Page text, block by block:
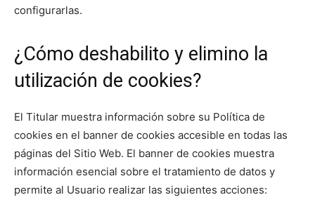
configurarlas.
¿Cómo deshabilito y elimino la
utilización de cookies?
El Titular muestra información sobre su Política de
cookies en el banner de cookies accesible en todas las
páginas del Sitio Web. El banner de cookies muestra
información esencial sobre el tratamiento de datos y
permite al Usuario realizar las siguientes acciones: